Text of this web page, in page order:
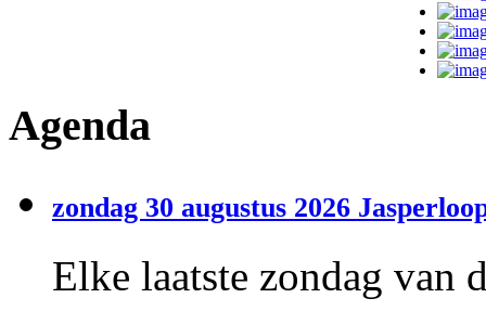
Agenda
zondag 30 augustus 2026
Elke laatste zondag van